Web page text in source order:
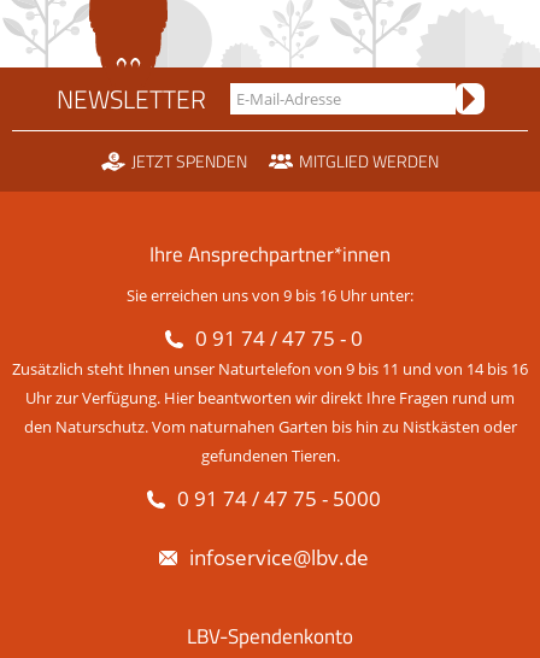
NEWSLETTER
JETZT SPENDEN MITGLIED WERDEN
Ihre Ansprechpartner*innen
Sie erreichen uns von 9 bis 16 Uhr unter:
0 91 74 / 47 75 - 0
Zusätzlich steht Ihnen unser Naturtelefon von 9 bis 11 und von 14 bis 16
Uhr zur Verfügung. Hier beantworten wir direkt Ihre Fragen rund um
den Naturschutz. Vom naturnahen Garten bis hin zu Nistkästen oder
gefundenen Tieren.
0 91 74 / 47 75 - 5000
infoservice@lbv.de
LBV-Spendenkonto